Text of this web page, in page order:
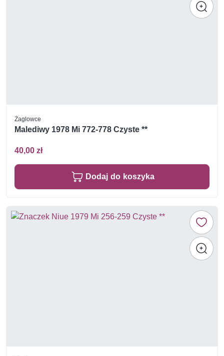
Żaglowce
Malediwy 1978 Mi 772-778 Czyste **
40,00 zł
Dodaj do koszyka